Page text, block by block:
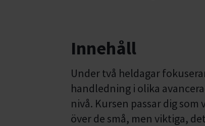
Innehåll
Under två heldagar
handledning i olika
nivå. Kursen passar dig
över de små, men viktiga,